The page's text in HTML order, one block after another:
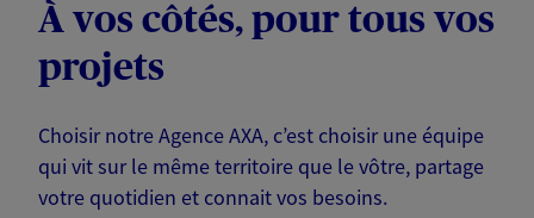
À vos côtés, pour tous vos
projets
Choisir notre Agence AXA, c’est choisir une équipe
qui vit sur le même territoire que le vôtre, partage
votre quotidien et connait vos besoins.